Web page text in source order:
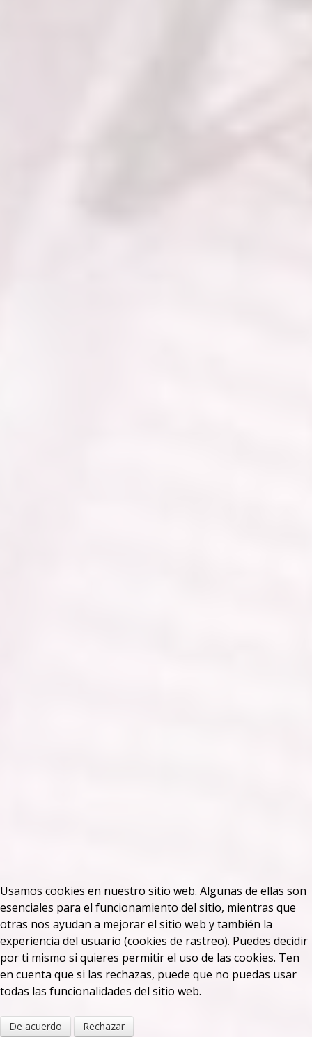
Usamos cookies en nuestro sitio web. Algunas de ellas son
esenciales para el funcionamiento del sitio, mientras que
otras nos ayudan a mejorar el sitio web y también la
experiencia del usuario (cookies de rastreo). Puedes decidir
por ti mismo si quieres permitir el uso de las cookies. Ten
en cuenta que si las rechazas, puede que no puedas usar
todas las funcionalidades del sitio web.
De acuerdo Rechazar